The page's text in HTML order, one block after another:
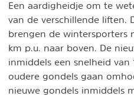
Een aardigheidje om te
van de verschillende liften.
brengen de wintersporters
km p.u. naar boven. De
inmiddels een snelheid van
oudere gondels gaan
nieuwe gondels inmiddels